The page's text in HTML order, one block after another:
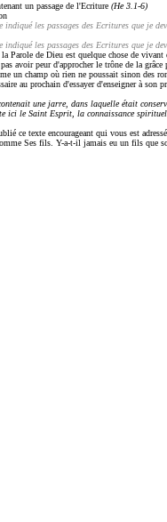
un passage de l'Ecriture (He 3.1-6)
indiqué les passages des Ecritures que je
indiqué les passages des Ecritures que je
Parole de Dieu est quelque chose de
avoir peur d'approcher le trône de la
un champ où rien ne poussait sinon des
au prochain d'essayer d'enseigner à
une jarre, dans laquelle était
ici le Saint Esprit, la connaissance
ce texte encourageant qui vous est
Ses fils. Y-a-t-il jamais eu un fils que